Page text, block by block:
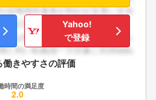
Yahoo!
で登録
きやすさの評価